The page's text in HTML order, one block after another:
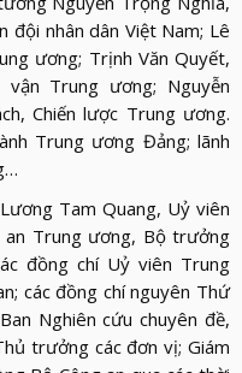
đội nhân dân Việt Nam; Lê
ương; Trịnh Văn Quyết,
Trung ương; Nguyễn
Chiến lược Trung ương.
Trung ương Đảng; lãnh
Tam Quang, Uỷ viên
Trung ương, Bộ trưởng
đồng chí Uỷ viên Trung
các đồng chí nguyên Thứ
Nghiên cứu chuyên đề,
trưởng các đơn vị; Giám